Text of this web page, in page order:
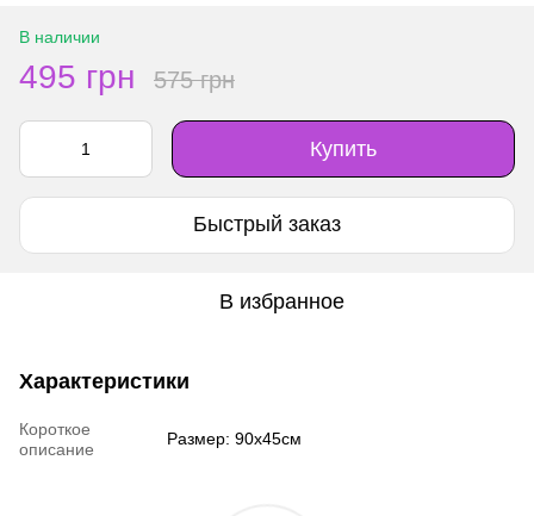
В наличии
495 грн 575 грн
Купить
Быстрый заказ
В избранное
Характеристики
Короткое
описание
Размер: 90х45см